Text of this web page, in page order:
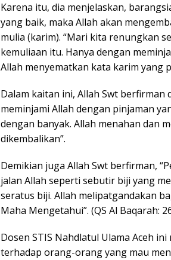
Karena itu, dia menjelaskan,
yang baik, maka Allah akan
mulia (karim). “Mari kita renungkan
kemuliaan itu. Hanya dengan
Allah menyematkan kata karim yang
Dalam kaitan ini, Allah Swt berfirman
meminjami Allah dengan pinjaman
dengan banyak. Allah menahan dan
dikembalikan”.
Demikian juga Allah Swt berfirman,
jalan Allah seperti sebutir biji yang
seratus biji. Allah melipatgandakan
Maha Mengetahui”. (QS Al Baqarah:
Dosen STIS Nahdlatul Ulama Aceh
terhadap orang-orang yang mau